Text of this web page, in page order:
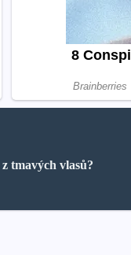
tmavých vlasů?